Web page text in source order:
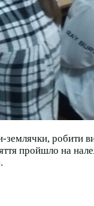
робити
пройшло на